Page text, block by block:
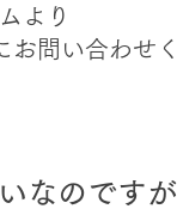
より
問い合わせ
なのです